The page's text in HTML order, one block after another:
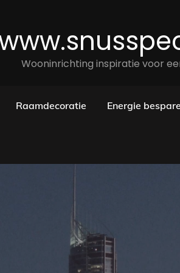
Wooninrichting inspiratie voor
Raamdecoratie Energie